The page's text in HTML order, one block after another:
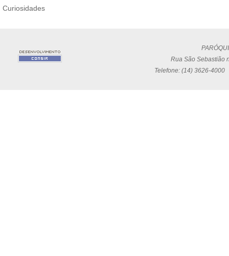
Curiosidades
Rua São Sebastião
Telefone: (14) 3626-